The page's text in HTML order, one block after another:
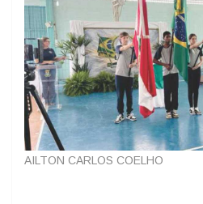
AILTON CARLOS COELHO